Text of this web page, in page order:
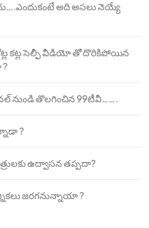
అది అసలు నెయ్యే
నోట్ల కట్ల సెల్ఫీ వీడియో తో దొరికిపోయిన
నుండి తొలగించిన 99టీవీ…….
?
ఉద్వాసన తప్పదా?
జరగనున్నాయా ?